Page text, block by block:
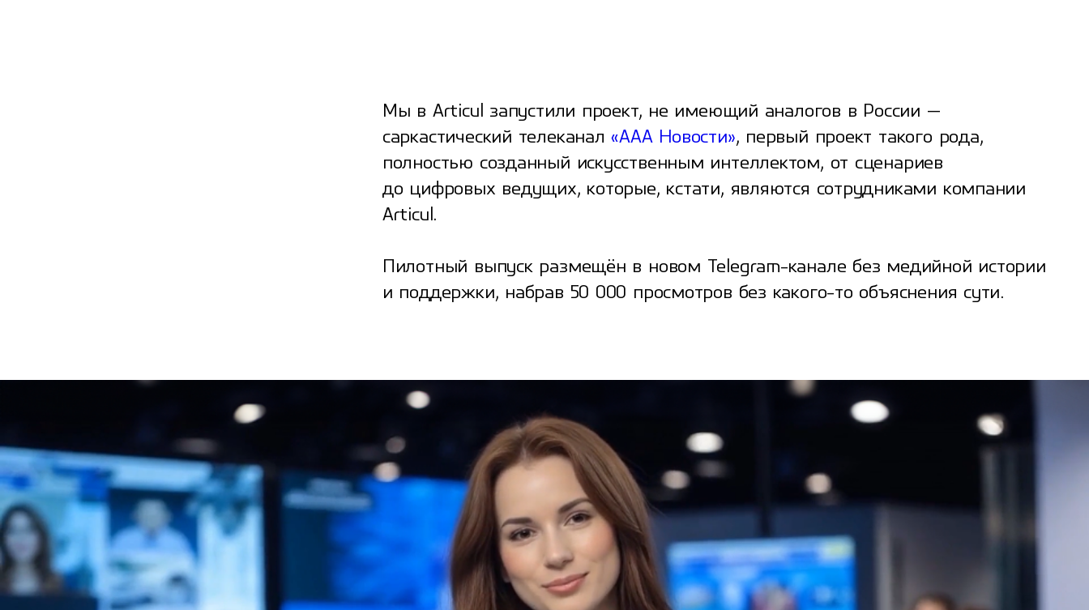
Мы в Articul запустили проект, не имеющий аналогов в России —
саркастический телеканал«ААА Новости», первый проект такого рода,
полностью созданный искусственным интеллектом, от сценариев
до цифровых ведущих, которые, кстати, являются сотрудниками компании
Articul.
Пилотный выпуск размещён в новом Telegram-канале без медийной истории
и поддержки, набрав 50 000 просмотров без какого-то объяснения сути.